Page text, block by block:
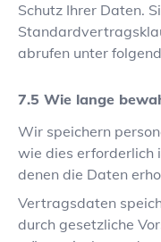
Schutz Ihrer Daten.
abrufen unter
Wie lange
Wir speichern
wie dies erforderlich
denen die Daten
Vertragsdaten
durch gesetzliche